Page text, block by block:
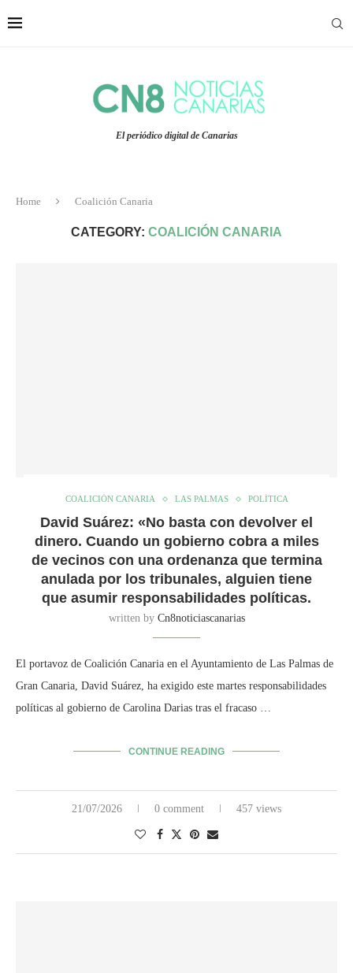
El periódico digital de Canarias
Home Coalición Canaria
CATEGORY: COALICIÓN CANARIA
COALICIÓN CANARIA LAS PALMAS POLÍTICA
David Suárez: «No basta con devolver el
dinero. Cuando un gobierno cobra a miles
de vecinos con una ordenanza que termina
anulada por los tribunales, alguien tiene
que asumir responsabilidades políticas.
written by Cn8noticiascanarias
El portavoz de Coalición Canaria en el Ayuntamiento de Las Palmas de
Gran Canaria, David Suárez, ha exigido este martes responsabilidades
políticas al gobierno de Carolina Darias tras el fracaso …
CONTINUE READING
21/07/2026 0 comment 457 views